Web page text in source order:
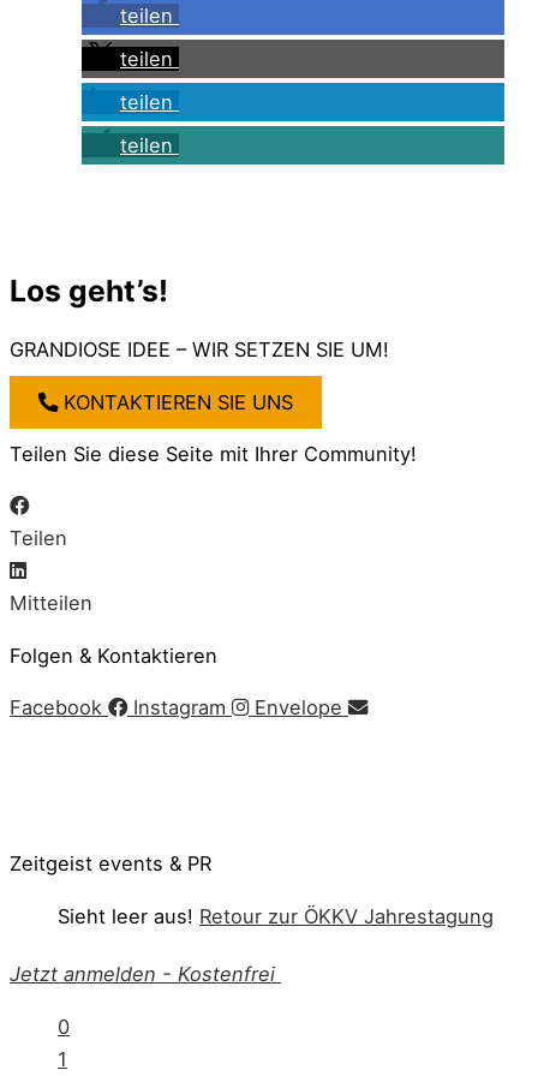
teilen
teilen
teilen
teilen
Los geht’s!
GRANDIOSE IDEE – WIR SETZEN SIE UM!
KONTAKTIEREN SIE UNS
Teilen Sie diese Seite mit Ihrer Community!
Teilen
Mitteilen
Folgen & Kontaktieren
Facebook Instagram Envelope
Zeitgeist events & PR
Sieht leer aus! Retour zur ÖKKV Jahrestagung
Jetzt anmelden - Kostenfrei
0
1